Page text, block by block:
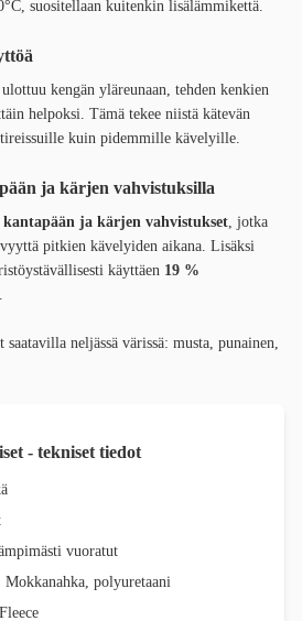
suositellaan kuitenkin lisälämmikettä.
ulottuu kengän yläreunaan, tehden kenkien
helpoksi. Tämä tekee niistä kätevän
kuin pidemmille kävelyille.
ja kärjen vahvistuksilla
kantapään ja kärjen vahvistukset, jotka
pitkien kävelyiden aikana. Lisäksi
käyttäen 19 %
.
saatavilla neljässä värissä: musta, punainen,
- tekniset tiedot
vuoratut
Mokkanahka, polyuretaani
Fleece